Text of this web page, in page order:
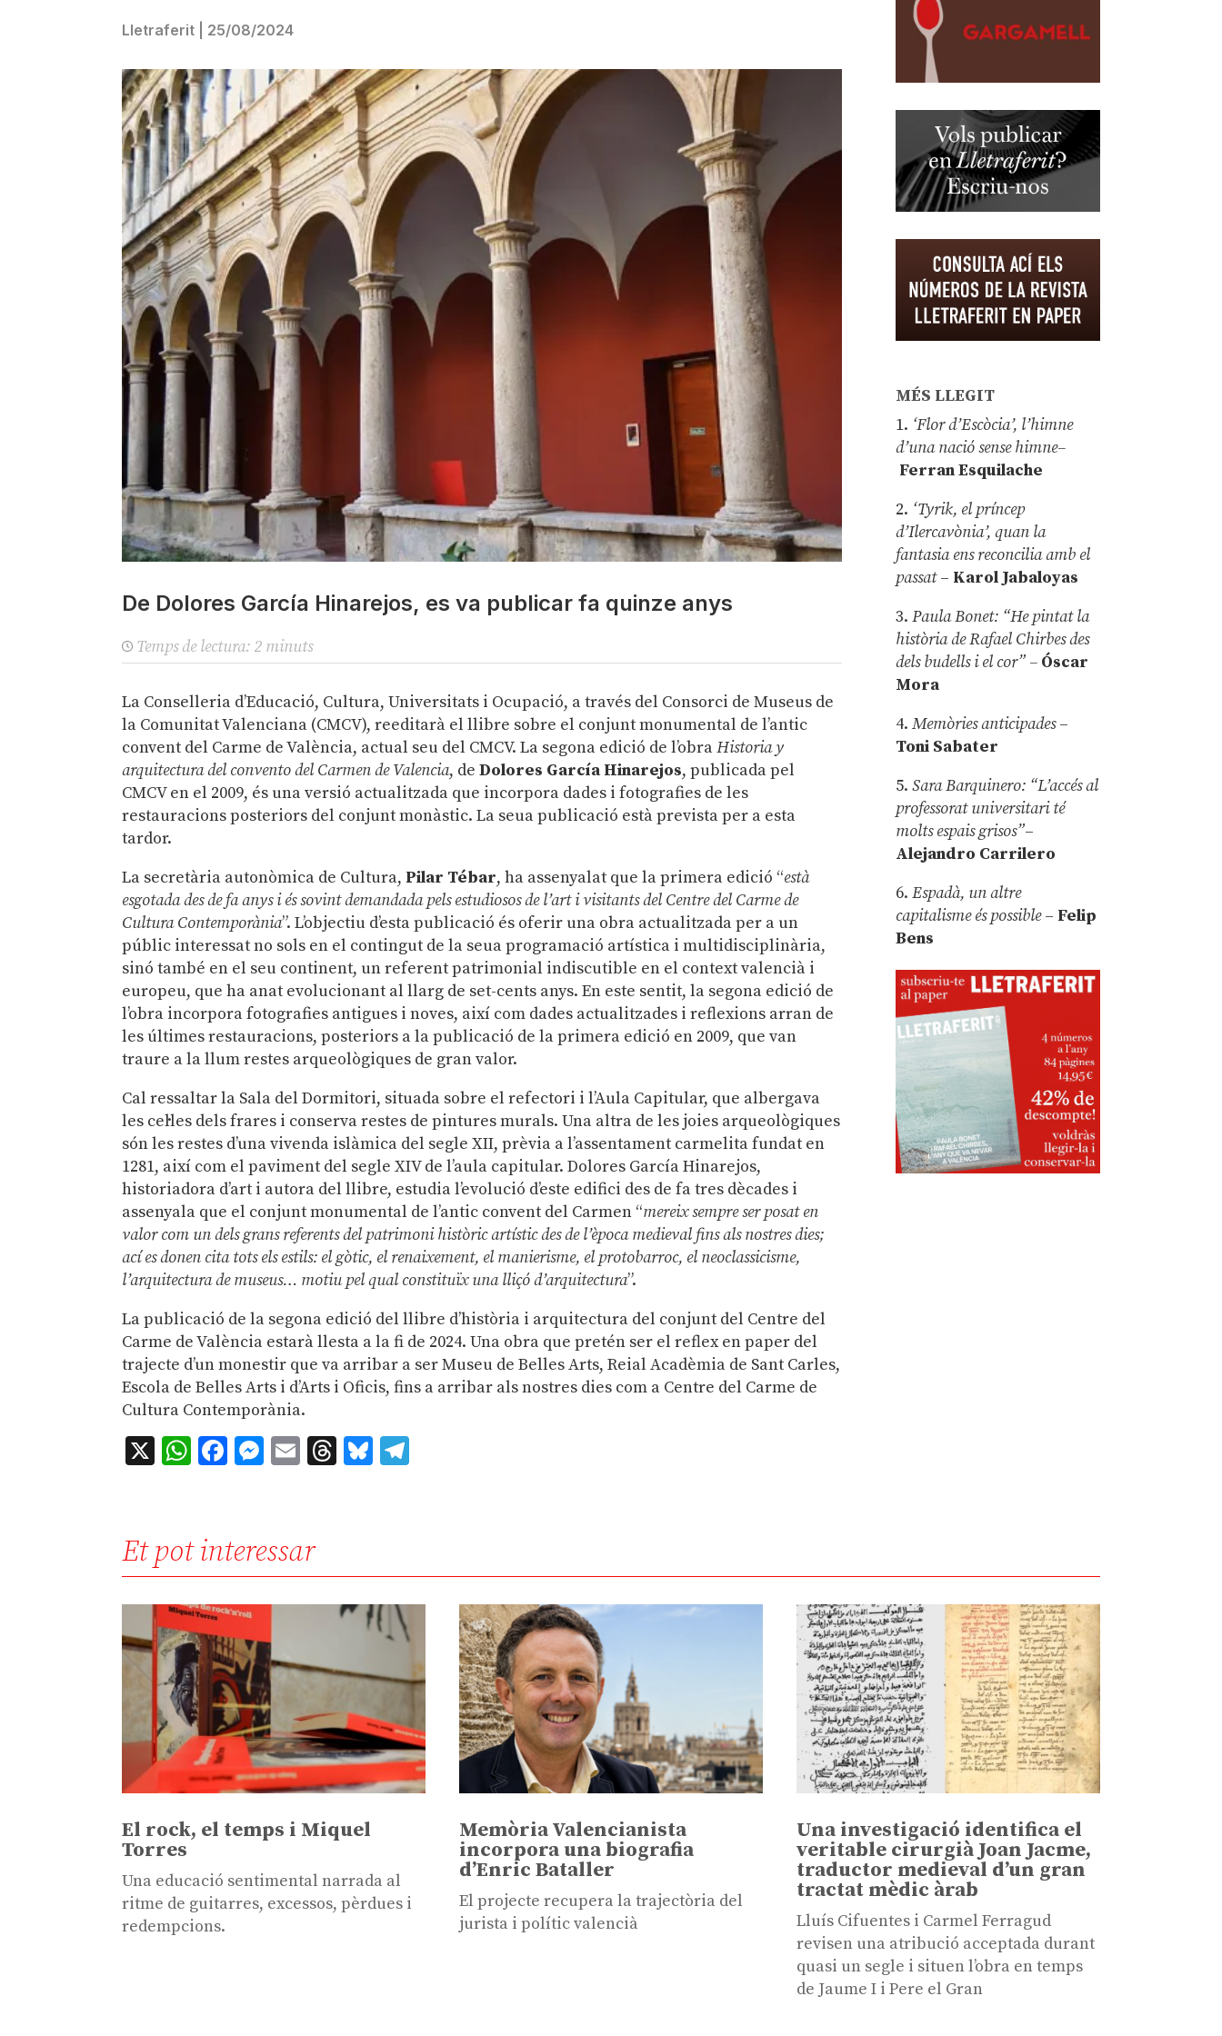
Lletraferit 25/08/2024
De Dolores García Hinarejos, es va publicar fa quinze anys
Temps de lectura: 2 minuts
La Conselleria d’Educació, Cultura, Universitats i Ocupació, a través del Consorci de Museus de
la Comunitat Valenciana (CMCV), reeditarà el llibre sobre el conjunt monumental de l’antic
convent del Carme de València, actual seu del CMCV. La segona edició de l’obraHistoria y
arquitectura del convento del Carmen de Valencia, deDolores García Hinarejos, publicada pel
CMCV en el 2009, és una versió actualitzada que incorpora dades i fotografies de les
restauracions posteriors del conjunt monàstic. La seua publicació està prevista per a esta
tardor.
La secretària autonòmica de Cultura, Pilar Tébar, ha assenyalat que la primera edició “està
esgotada des de fa anys i és sovint demandada pels estudiosos de l’art i visitants del Centre del Carme de
Cultura Contemporània”. L’objectiu d’esta publicació és oferir una obra actualitzada per a un
públic interessat no sols en el contingut de la seua programació artística i multidisciplinària,
sinó també en el seu continent, un referent patrimonial indiscutible en el context valencià i
europeu, que ha anat evolucionant al llarg de set-cents anys. En este sentit, la segona edició de
l’obra incorpora fotografies antigues i noves, així com dades actualitzades i reflexions arran de
les últimes restauracions, posteriors a la publicació de la primera edició en 2009, que van
traure a la llum restes arqueològiques de gran valor.
Cal ressaltar la Sala del Dormitori, situada sobre el refectori i l’Aula Capitular, que albergava
les cel·les dels frares i conserva restes de pintures murals. Una altra de les joies arqueològiques
són les restes d’una vivenda islàmica del segle XII, prèvia a l’assentament carmelita fundat en
1281, així com el paviment del segle XIV de l’aula capitular. Dolores García Hinarejos,
historiadora d’art i autora del llibre, estudia l’evolució d’este edifici des de fa tres dècades i
assenyala que el conjunt monumental de l’antic convent del Carmen “mereix sempre ser posat en
valor com un dels grans referents del patrimoni històric artístic des de l’època medieval fins als nostres dies;
ací es donen cita tots els estils: el gòtic, el renaixement, el manierisme, el protobarroc, el neoclassicisme,
l’arquitectura de museus… motiu pel qual constituïx una lliçó d’arquitectura”.
La publicació de la segona edició del llibre d’història i arquitectura del conjunt del Centre del
Carme de València estarà llesta a la fi de 2024. Una obra que pretén ser el reflex en paper del
trajecte d’un monestir que va arribar a ser Museu de Belles Arts, Reial Acadèmia de Sant Carles,
Escola de Belles Arts i d’Arts i Oficis, fins a arribar als nostres dies com a Centre del Carme de
Cultura Contemporània.
X WhatsApp
Facebook
Messenger
EmailThreads
Bluesky
MÉS LLEGIT
1. ‘Flor d’Escòcia’, l’himne
d’una nació sense himne–
Ferran Esquilache
2. ‘Tyrik, el príncep
d’Ilercavònia’, quan la
fantasia ens reconcilia amb el
passat– Karol Jabaloyas
3.Paula Bonet: “He pintat la
història de Rafael Chirbes des
dels budells i el cor” – Óscar
Mora
4.Memòries anticipades–
Toni Sabater
5.Sara Barquinero: “L’accés al
professorat universitari té
molts espais grisos”–
Alejandro Carrilero
6.Espadà, un altre
capitalisme és possible – Felip
Bens
Et pot interessar
El rock, el temps i Miquel
Torres
Una educació sentimental narrada al
ritme de guitarres, excessos, pèrdues i
redempcions.
Memòria Valencianista
incorpora una biografia
d’Enric Bataller
El projecte recupera la trajectòria del
jurista i polític valencià
Una investigació identifica el
veritable cirurgià Joan Jacme,
traductor medieval d’un gran
tractat mèdic àrab
Lluís Cifuentes i Carmel Ferragud
revisen una atribució acceptada durant
quasi un segle i situen l’obra en temps
de Jaume I i Pere el Gran